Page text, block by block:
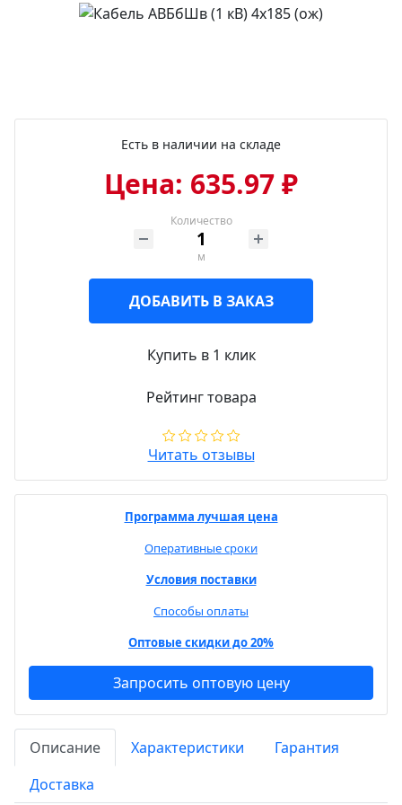
Есть в наличии на складе
Цена: 635.97 ₽
Количество
м
ДОБАВИТЬ В ЗАКАЗ
Купить в 1 клик
Рейтинг товара
Читать отзывы
Программа лучшая цена
Оперативные сроки
Условия поставки
Способы оплаты
Оптовые скидки до 20%
Запросить оптовую цену
Описание Характеристики
Гарантия
Доставка